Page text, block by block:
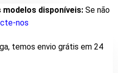
disponíveis: Se não
nos
temos envio grátis em 24